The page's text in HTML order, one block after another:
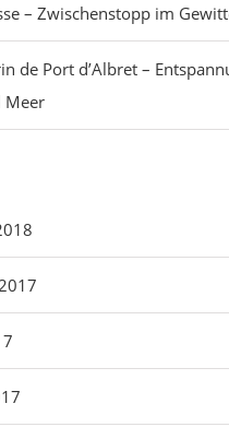
– Zwischenstopp im
de Port d’Albret –
Meer